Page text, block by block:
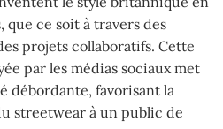
ce soit à travers des
projets collaboratifs. Cette
par les médias sociaux met
débordante, favorisant la
streetwear à un public de